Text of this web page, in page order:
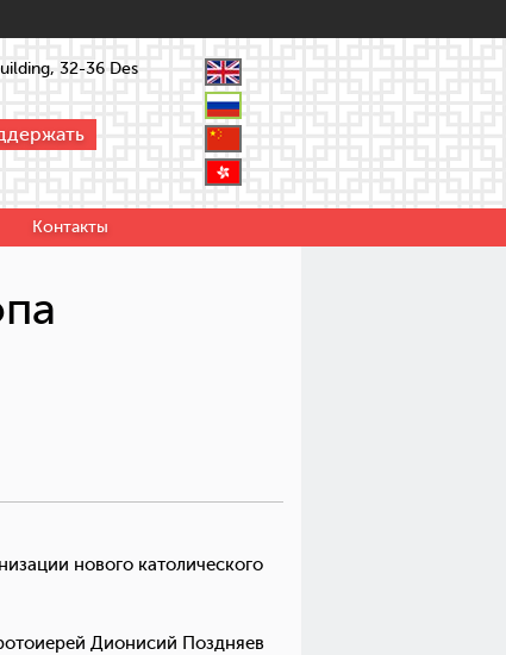
32-36 Des
Контакты
нового католического
Дионисий Поздняев